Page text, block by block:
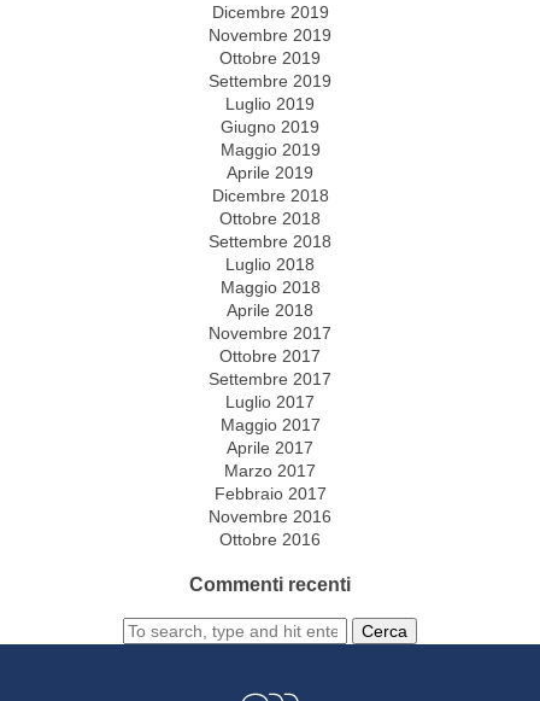
Dicembre 2019
Novembre 2019
Ottobre 2019
Settembre 2019
Luglio 2019
Giugno 2019
Maggio 2019
Aprile 2019
Dicembre 2018
Ottobre 2018
Settembre 2018
Luglio 2018
Maggio 2018
Aprile 2018
Novembre 2017
Ottobre 2017
Settembre 2017
Luglio 2017
Maggio 2017
Aprile 2017
Marzo 2017
Febbraio 2017
Novembre 2016
Ottobre 2016
Commenti recenti
Cerca